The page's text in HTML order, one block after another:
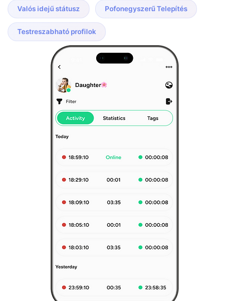
Valós idejű státusz Pofonegyszerű Telepítés
Testreszabható profilok